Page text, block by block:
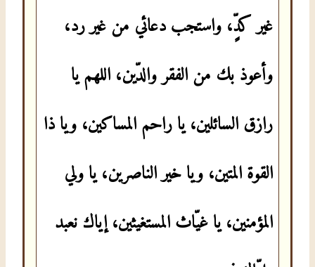
غير كدٍّ، واستجب دعائي من غير رد،
وأعوذ بك من الفقر والدّين، اللهم يا
رازق السائلين، يا راحم المساكين، ويا ذا
القوة المتين، ويا خير الناصرين، يا ولي
المؤمنين، يا غيّاث المستغيثين، إياك نعبد